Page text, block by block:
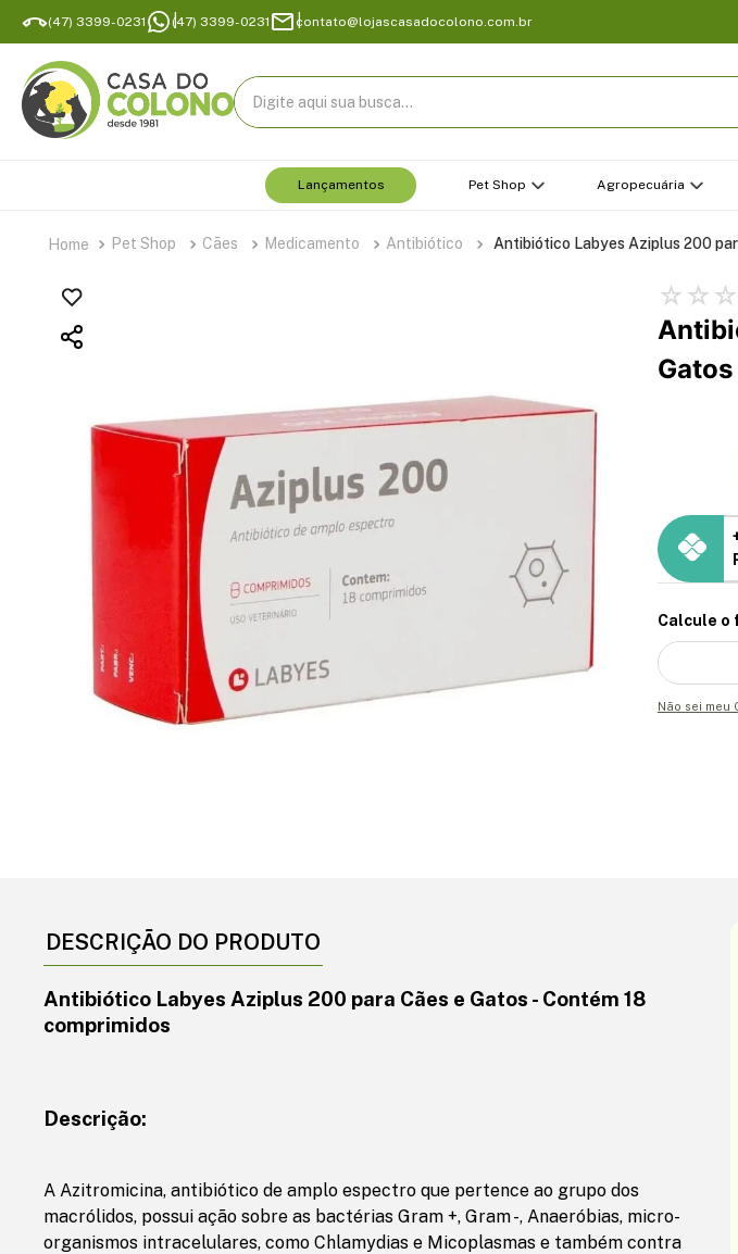
(47) 3399-0231 (47) 3399-0231 contato@lojascasadocolono.com.br
Digite aqui sua busca...
Lançamentos Pet Shop Agropecuária
Pet Shop Cães Medicamento Antibiótico Antibiótico Labyes Aziplus 200
☆ ☆ ☆
Calcule o
Não sei meu
DESCRIÇÃO DO PRODUTO
Antibiótico Labyes Aziplus 200 para Cães e Gatos - Contém 18
comprimidos
Descrição:
A Azitromicina, antibiótico de amplo espectro que pertence ao grupo dos
macrólidos, possui ação sobre as bactérias Gram +, Gram -, Anaeróbias, micro-
organismos intracelulares, como Chlamydias e Micoplasmas e também contra